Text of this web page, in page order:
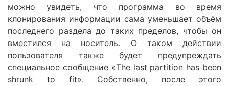
можно увидеть, что программа во время
клонирования информации сама уменьшает объём
последнего раздела до таких пределов, чтобы он
вместился на носитель. О таком действии
пользователя также будет предупреждать
специальное сообщение «The last partition has been
shrunk to fit». Собственно, после этого